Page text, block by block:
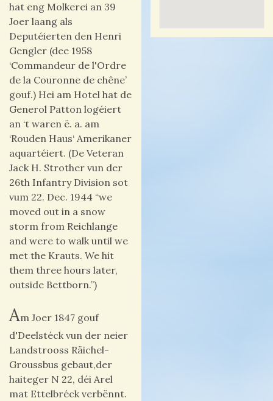
hat eng Molkerei an 39
Joer laang als
Deputéierten den Henri
Gengler (dee 1958
‘Commandeur de l'Ordre
de la Couronne de chêne’
gouf.) Hei am Hotel hat de
Generol Patton logéiert
an ‘t waren ë. a. am
‘Rouden Haus‘ Amerikaner
aquartéiert. (De Veteran
Jack H. Strother vun der
26th Infantry Division sot
vum 22. Dec. 1944 “we
moved out in a snow
storm from Reichlange
and were to walk until we
met the Krauts. We hit
them three hours later,
outside Bettborn.”)
Am Joer 1847 gouf
d'Deelstéck vun der neier
Landstrooss Räichel-
Groussbus gebaut,der
haiteger N 22, déi Arel
mat Ettelbréck verbënnt.